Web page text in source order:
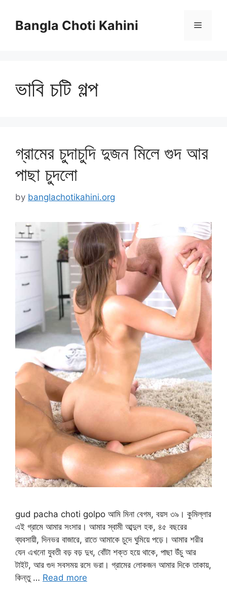
contentBangla Choti Kahini Menu
ভাবি চটি গল্প
গ্রামের চুদাচুদি দুজন মিলে গুদ আর
পাছা চুদলো
by banglachotikahini.org
gud pacha choti golpo আমি মিনা বেগম, বয়স ৩৯। কুমিল্লার
এই গ্রামে আমার সংসার। আমার স্বামী আব্দুল হক, ৪৫ বছরের
ব্যবসায়ী, দিনভর বাজারে, রাতে আমাকে চুদে ঘুমিয়ে পড়ে। আমার শরীর
যেন এখনো যুবতী বড় বড় দুধ, বোঁটা শক্ত হয়ে থাকে, পাছা উঁচু আর
টাইট, আর গুদ সবসময় রসে ভরা। গ্রামের লোকজন আমার দিকে তাকায়,
কিন্তু … Read more